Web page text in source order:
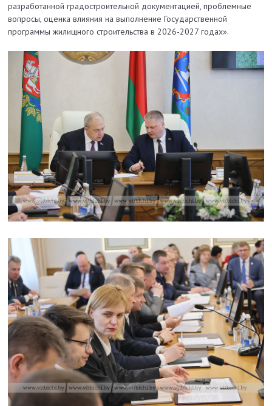
разработанной градостроительной документацией, проблемные
вопросы, оценка влияния на выполнение Государственной
программы жилищного строительства в 2026-2027 годах».